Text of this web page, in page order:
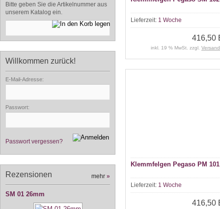
Bitte geben Sie die Artikelnummer aus
unserem Katalog ein.
Willkommen zurück!
E-Mail-Adresse:
Passwort:
Passwort vergessen?
Rezensionen mehr »
SM 01 26mm
Lieferzeit: 1 Woche
416,50
inkl. 19 % MwSt. zzgl.
Klemmfelgen Pegaso PM 101
Lieferzeit: 1 Woche
416,50